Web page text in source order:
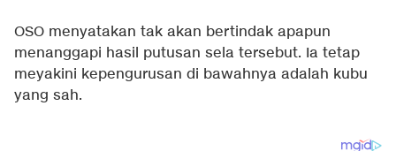
OSO menyatakan tak akan bertindak apapun
menanggapi hasil putusan sela tersebut. Ia tetap
meyakini kepengurusan di bawahnya adalah kubu
yang sah.